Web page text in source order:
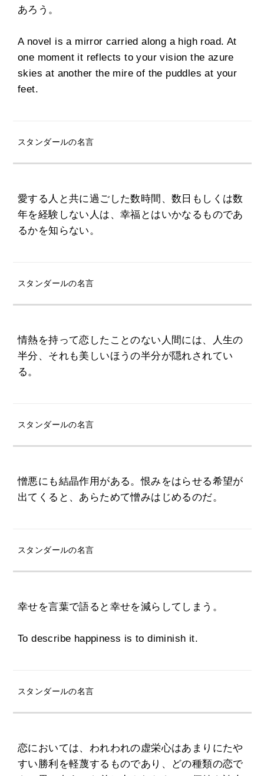
あろう。
A novel is a mirror carried along a high road. At
one moment it reflects to your vision the azure
skies at another the mire of the puddles at your
feet.
スタンダールの名言
愛する人と共に過ごした数時間、数日もしくは数
年を経験しない人は、幸福とはいかなるものであ
るかを知らない。
スタンダールの名言
情熱を持って恋したことのない人間には、人生の
半分、それも美しいほうの半分が隠れされてい
る。
スタンダールの名言
憎悪にも結晶作用がある。恨みをはらせる希望が
出てくると、あらためて憎みはじめるのだ。
スタンダールの名言
幸せを言葉で語ると幸せを減らしてしまう。
To describe happiness is to diminish it.
スタンダールの名言
恋においては、われわれの虚栄心はあまりにたや
すい勝利を軽蔑するものであり、どの種類の恋で